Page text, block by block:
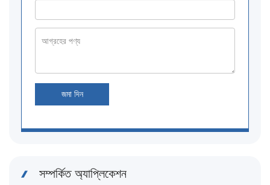
জমা দিন
সম্পর্কিত অ্যাপ্লিকেশন